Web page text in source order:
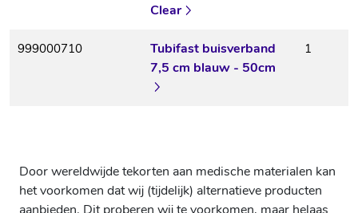
Clear
999000710
Tubifast buisverband
7,5 cm blauw - 50cm
1
Door wereldwijde tekorten aan medische materialen kan
het voorkomen dat wij (tijdelijk) alternatieve producten